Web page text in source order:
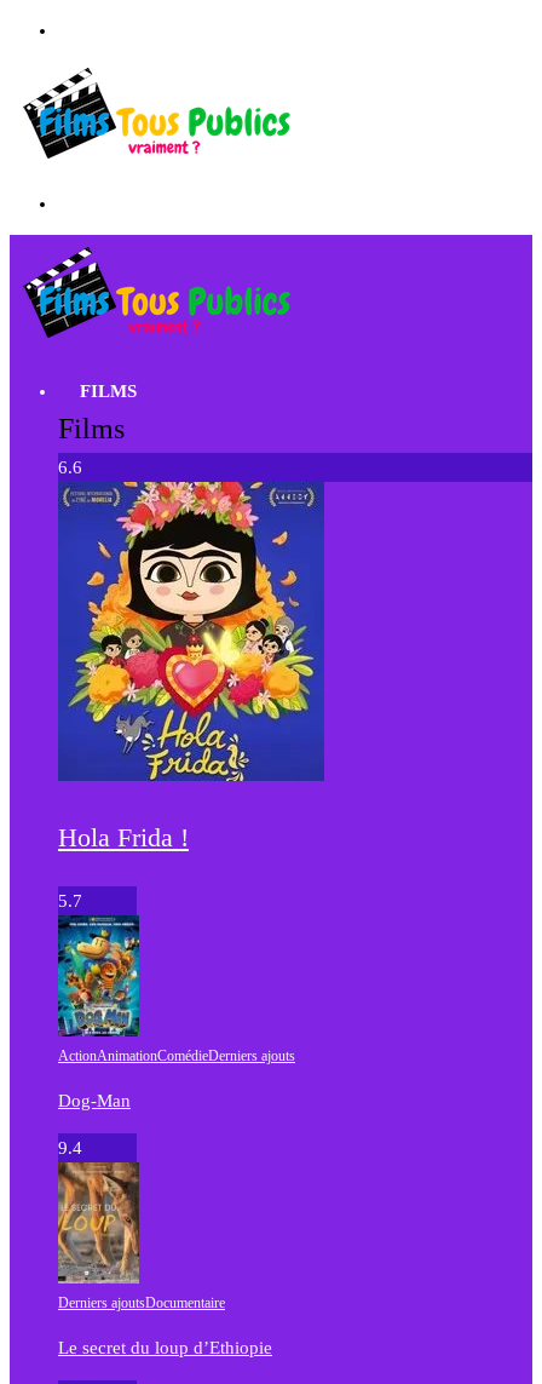
FILMS
Films
6.6
Hola Frida !
5.7
ActionAnimationComédieDerniers ajouts
Dog-Man
9.4
Derniers ajoutsDocumentaire
Le secret du loup d’Ethiopie